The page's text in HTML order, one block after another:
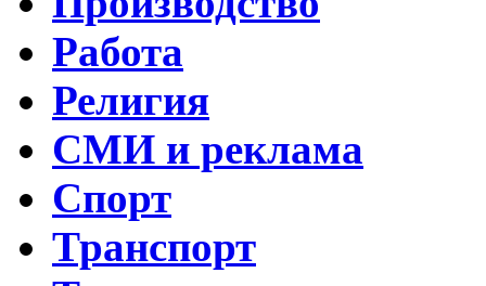
Работа
Религия
СМИ и реклама
Спорт
Транспорт